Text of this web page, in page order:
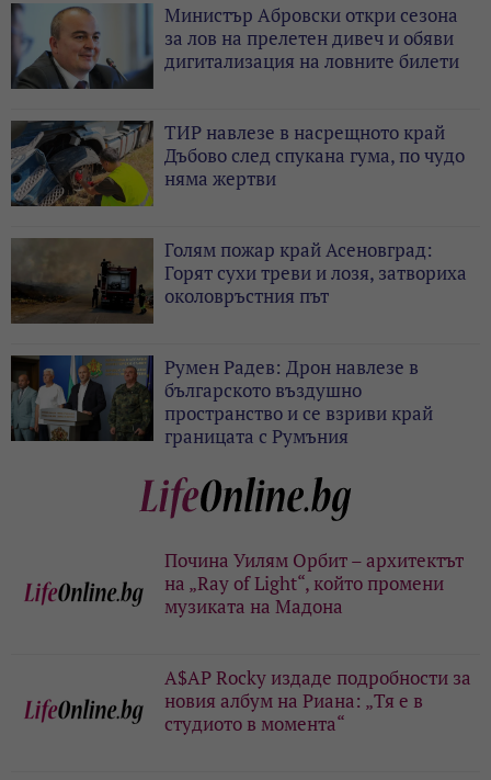
Министър Абровски откри сезона
за лов на прелетен дивеч и обяви
дигитализация на ловните билети
ТИР навлезе в насрещното край
Дъбово след спукана гума, по чудо
няма жертви
Голям пожар край Асеновград:
Горят сухи треви и лозя, затвориха
околовръстния път
Румен Радев: Дрон навлезе в
българското въздушно
пространство и се взриви край
границата с Румъния
Почина Уилям Орбит – архитектът
на „Ray of Light“, който промени
музиката на Мадона
A$AP Rocky издаде подробности за
новия албум на Риана: „Тя е в
студиото в момента“